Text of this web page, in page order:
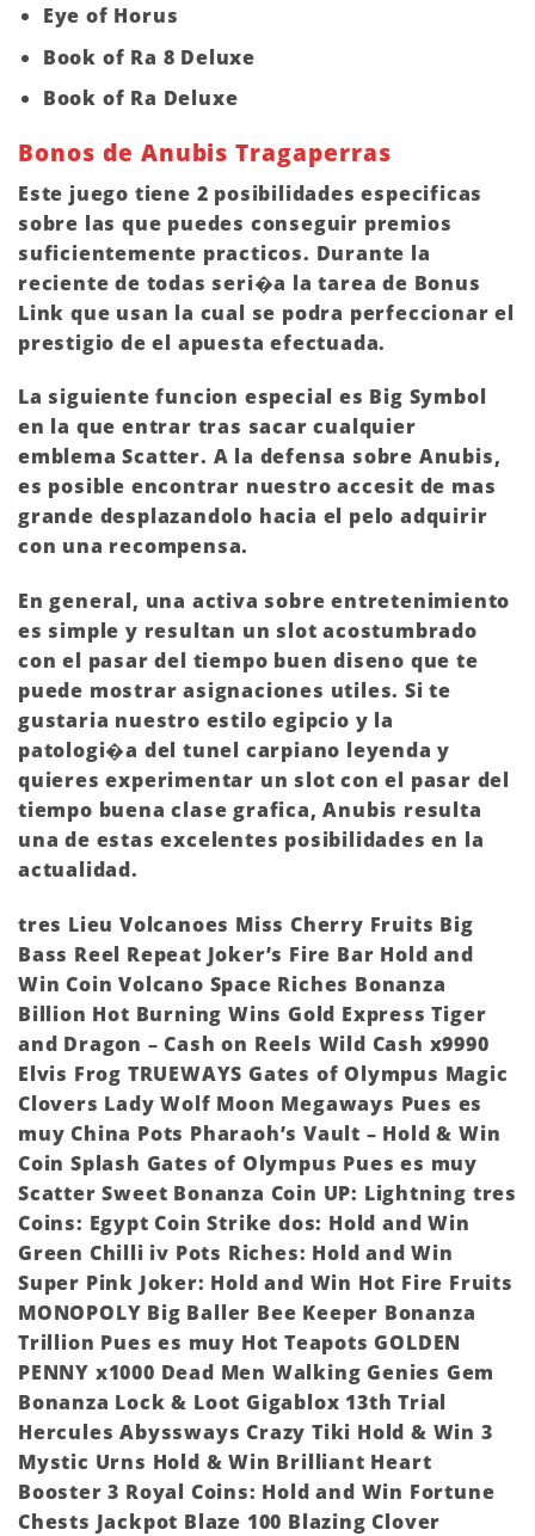
Eye of Horus
Book of Ra 8 Deluxe
Book of Ra Deluxe
Bonos de Anubis Tragaperras
Este juego tiene 2 posibilidades especificas
sobre las que puedes conseguir premios
suficientemente practicos. Durante la
reciente de todas seri�a la tarea de Bonus
Link que usan la cual se podra perfeccionar el
prestigio de el apuesta efectuada.
La siguiente funcion especial es Big Symbol
en la que entrar tras sacar cualquier
emblema Scatter. A la defensa sobre Anubis,
es posible encontrar nuestro accesit de mas
grande desplazandolo hacia el pelo adquirir
con una recompensa.
En general, una activa sobre entretenimiento
es simple y resultan un slot acostumbrado
con el pasar del tiempo buen diseno que te
puede mostrar asignaciones utiles. Si te
gustaria nuestro estilo egipcio y la
patologi�a del tunel carpiano leyenda y
quieres experimentar un slot con el pasar del
tiempo buena clase grafica, Anubis resulta
una de estas excelentes posibilidades en la
actualidad.
tres Lieu Volcanoes Miss Cherry Fruits Big
Bass Reel Repeat Joker’s Fire Bar Hold and
Win Coin Volcano Space Riches Bonanza
Billion Hot Burning Wins Gold Express Tiger
and Dragon – Cash on Reels Wild Cash x9990
Elvis Frog TRUEWAYS Gates of Olympus Magic
Clovers Lady Wolf Moon Megaways Pues es
muy China Pots Pharaoh’s Vault – Hold & Win
Coin Splash Gates of Olympus Pues es muy
Scatter Sweet Bonanza Coin UP: Lightning tres
Coins: Egypt Coin Strike dos: Hold and Win
Green Chilli iv Pots Riches: Hold and Win
Super Pink Joker: Hold and Win Hot Fire Fruits
MONOPOLY Big Baller Bee Keeper Bonanza
Trillion Pues es muy Hot Teapots GOLDEN
PENNY x1000 Dead Men Walking Genies Gem
Bonanza Lock & Loot Gigablox 13th Trial
Hercules Abyssways Crazy Tiki Hold & Win 3
Mystic Urns Hold & Win Brilliant Heart
Booster 3 Royal Coins: Hold and Win Fortune
Chests Jackpot Blaze 100 Blazing Clover